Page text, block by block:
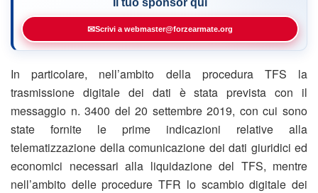
✉Scrivi a webmaster@forzearmate.org
In particolare, nell’ambito della procedura TFS la
trasmissione digitale dei dati è stata prevista con il
messaggio n. 3400 del 20 settembre 2019, con cui sono
state fornite le prime indicazioni relative alla
telematizzazione della comunicazione dei dati giuridici ed
economici necessari alla liquidazione del TFS, mentre
nell’ambito delle procedure TFR lo scambio digitale dei